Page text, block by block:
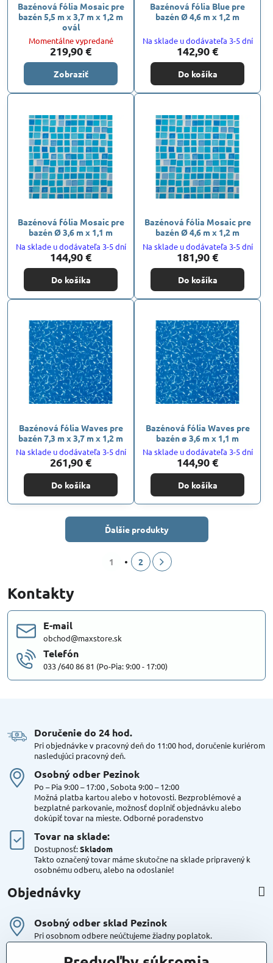
Bazénová fólia Mosaic pre
bazén 5,5 m x 3,7 m x 1,2 m
ovál
Momentálne vypredané
219,90 €
Zobraziť
Bazénová fólia Blue pre
bazén Ø 4,6 m x 1,2 m
Na sklade u dodávateľa 3-5 dní
142,90 €
Do košíka
Bazénová fólia Mosaic pre
bazén Ø 3,6 m x 1,1 m
Na sklade u dodávateľa 3-5 dní
144,90 €
Do košíka
Bazénová fólia Mosaic pre
bazén Ø 4,6 m x 1,2 m
Na sklade u dodávateľa 3-5 dní
181,90 €
Do košíka
Bazénová fólia Waves pre
bazén 7,3 m x 3,7 m x 1,2 m
Na sklade u dodávateľa 3-5 dní
261,90 €
Do košíka
Bazénová fólia Waves pre
bazén ø 3,6 m x 1,1 m
Na sklade u dodávateľa 3-5 dní
144,90 €
Do košíka
Ďalšie produkty
1 2
Kontakty
E-mail
obchod@maxstore.sk
Telefón
033 /640 86 81 (Po-Pia: 9:00 - 17:00)
Doručenie do 24 hod​.
Pri objednávke v pracovný deň do 11:00 hod, doručenie kuriérom
nasledujúci pracovný deň.
Osobný odber Pezinok
Po – Pia 9:00 – 17:00 , Sobota 9:00 – 12:00
Možná platba kartou alebo v hotovosti. Bezproblémové a
bezplatné parkovanie, možnosť doplniť objednávku alebo
dokúpiť tovar na mieste. Odborné poradenstvo
Tovar na sklade:
Dostupnosť:Skladom
Takto označený tovar máme skutočne na sklade pripravený k
osobnému odberu, alebo na odoslanie!
Objednávky
Osobný odber sklad Pezinok
Pri osobnom odbere neúčtujeme žiadny poplatok.
Kuriér DPD , Geis